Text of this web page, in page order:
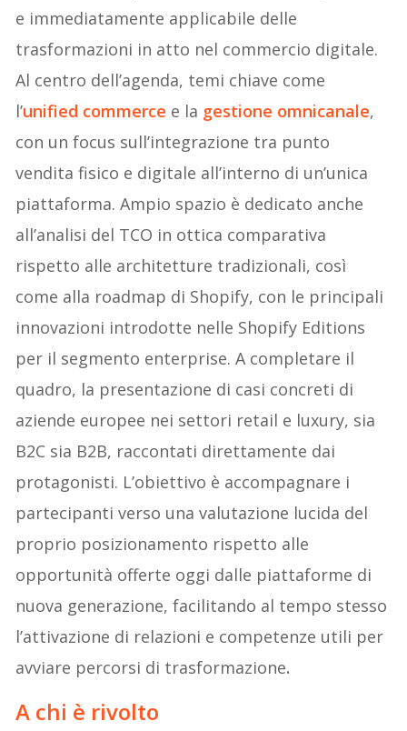
e immediatamente applicabile delle
trasformazioni in atto nel commercio digitale.
Al centro dell’agenda, temi chiave come
l’unified commerce e la gestione omnicanale,
con un focus sull’integrazione tra punto
vendita fisico e digitale all’interno di un’unica
piattaforma. Ampio spazio è dedicato anche
all’analisi del TCO in ottica comparativa
rispetto alle architetture tradizionali, così
come alla roadmap di Shopify, con le principali
innovazioni introdotte nelle Shopify Editions
per il segmento enterprise. A completare il
quadro, la presentazione di casi concreti di
aziende europee nei settori retail e luxury, sia
B2C sia B2B, raccontati direttamente dai
protagonisti. L’obiettivo è accompagnare i
partecipanti verso una valutazione lucida del
proprio posizionamento rispetto alle
opportunità offerte oggi dalle piattaforme di
nuova generazione, facilitando al tempo stesso
l’attivazione di relazioni e competenze utili per
avviare percorsi di trasformazione.
A chi è rivolto